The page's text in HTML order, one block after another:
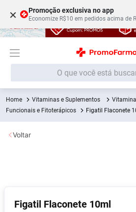
× Promoção exclusiva no app
Economize R$10 em pedidos acima de
O que você está buscando?
Vitaminas e Suplementos
Funcionais e Fitoterápicos
Figatil Flaconete
Figatil Flaconete 10ml
Voltar
Termos mais buscados
1º Fralda
2
5º Fralda G
6º Shampoo